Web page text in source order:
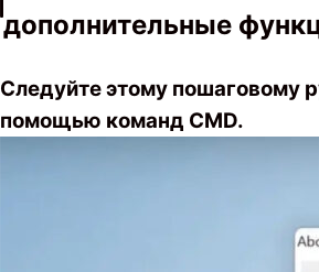
дополнительные
Следуйте этому пошаговому
помощью команд CMD.